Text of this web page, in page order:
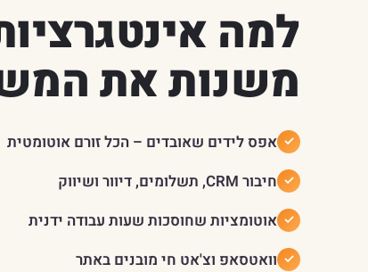
למה
משנות את
אפס לידים שאובדים – הכל זורם אוטומטית
חיבור CRM, תשלומים, דיוור ושיווק
אוטומציות שחוסכות שעות עבודה ידנית
וואטסאפ וצ'אט חי מובנים באתר